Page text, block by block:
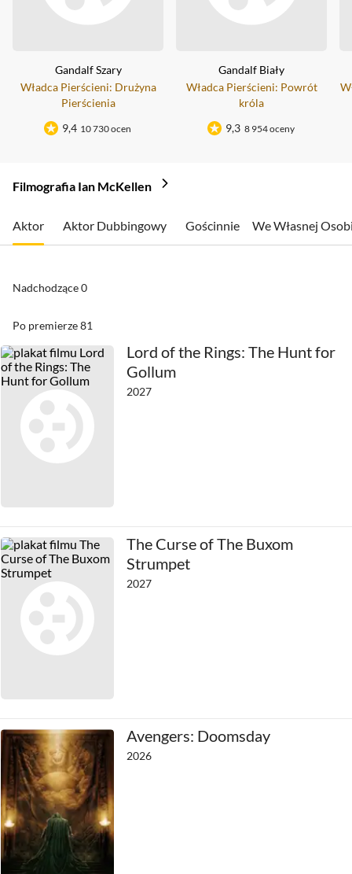
Gandalf Szary
Władca Pierścieni: Drużyna
Pierścienia
9,4 10 730 ocen
Gandalf Biały
Władca Pierścieni: Powrót
króla
9,3 8 954 oceny
Filmografia Ian McKellen
Aktor Aktor Dubbingowy Gościnnie We Własnej
Nadchodzące0
Po premierze81
Lord of the Rings: The Hunt for
Gollum
2027
The Curse of The Buxom
Strumpet
2027
Avengers: Doomsday
2026